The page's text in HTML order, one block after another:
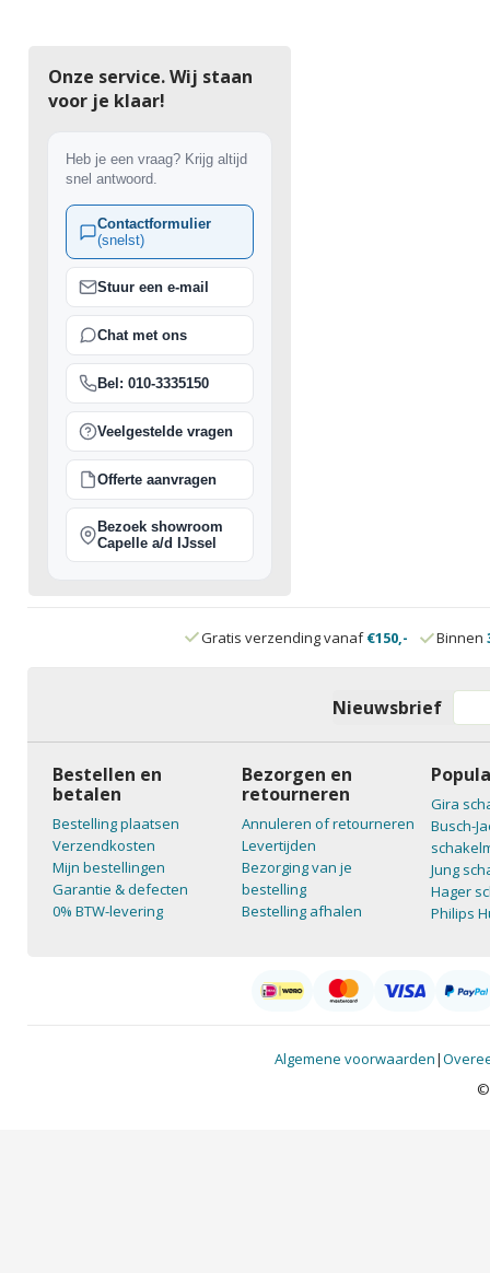
Onze service. Wij staan
voor je klaar!
Heb je een vraag? Krijg altijd
snel antwoord.
Contactformulier
(snelst)
Stuur een e-mail
Chat met ons
Bel: 010-3335150
Veelgestelde vragen
Offerte aanvragen
Bezoek showroom
Capelle a/d IJssel
Gratis verzending vanaf€150,- Binnen
Nieuwsbrief
Bestellen en
betalen
Bestelling plaatsen
Verzendkosten
Mijn bestellingen
Garantie & defecten
0% BTW-levering
Bezorgen en
retourneren
Annuleren of retourneren
Levertijden
Bezorging van je
bestelling
Bestelling afhalen
Gira
Busch-
Jung
Hager
Philips
Algemene voorwaarden|
©